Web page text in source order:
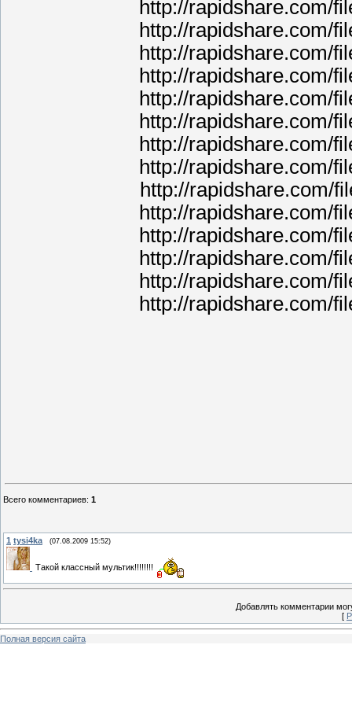
http://rapidshare.com/
http://rapidshare.com/
http://rapidshare.com/
http://rapidshare.com/
http://rapidshare.com/
http://rapidshare.com/
http://rapidshare.com/
http://rapidshare.com/
http://rapidshare.com/
http://rapidshare.com/
http://rapidshare.com/
http://rapidshare.com/
http://rapidshare.com/
http://rapidshare.com/
Всего комментариев: 1
1 tysi4ka (07.08.2009 15:52)
Такой классный мультик!!!!!!!!
Добавлять комментарии
[
Полная версия сайта